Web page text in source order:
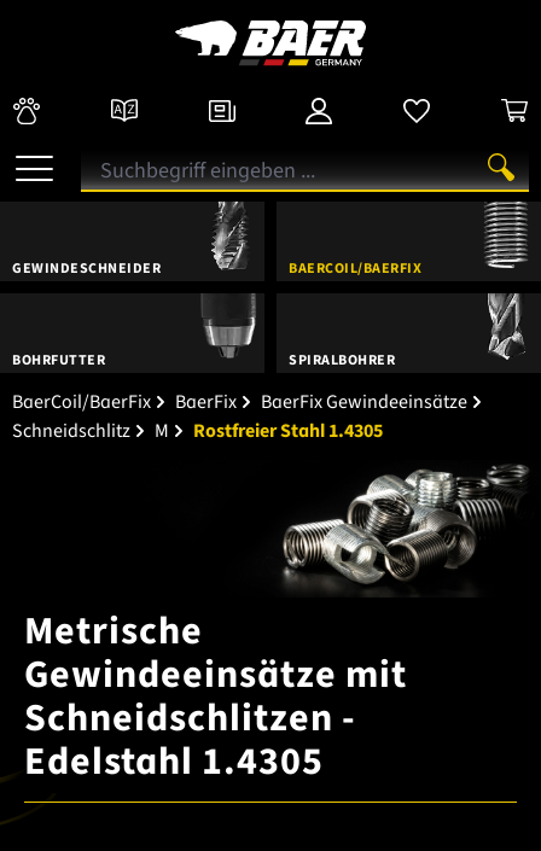
GEWINDESCHNEIDER BAERCOIL/BAERFIX
BOHRFUTTER SPIRALBOHRER
BaerCoil/BaerFix BaerFix
BaerFix Gewindeeinsätze
Schneidschlitz
M Rostfreier Stahl 1.4305
Metrische
Gewindeeinsätze mit
Schneidschlitzen -
Edelstahl 1.4305